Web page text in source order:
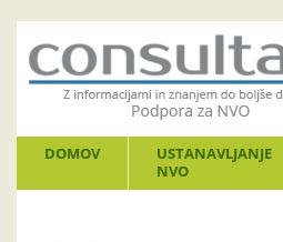
DOMOV
USTANAVLJANJE
NVO